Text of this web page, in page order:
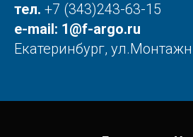
тел. +7 (343)243-63-15
e-mail: 1@f-argo.ru
Екатеринбург,